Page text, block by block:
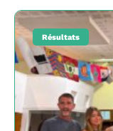
Résultats